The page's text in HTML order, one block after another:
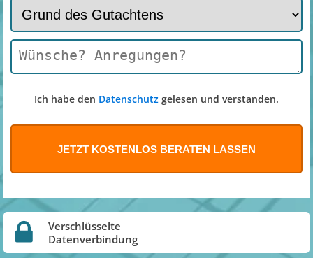
Ich habe den Datenschutz gelesen und verstanden.
Verschlüsselte
Datenverbindung